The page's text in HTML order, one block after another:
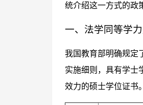
统介绍这一方式的政
一、法学同等学
我国教育部明确规定
实施细则，具有学士
效力的硕士学位证书